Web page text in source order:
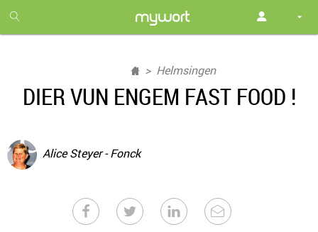
month
free
Helmsingen
DIER VUN ENGEM FAST FOOD !
Alice Steyer - Fonck